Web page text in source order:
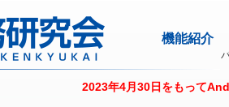
機能紹介
2023年4月30日をもって